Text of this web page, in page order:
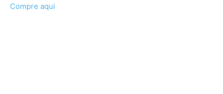
Compre aqui